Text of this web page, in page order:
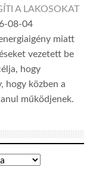
A LAKOSOKAT
08-04
miatt
vezetett be
hogy
hogy közben a
működjenek.